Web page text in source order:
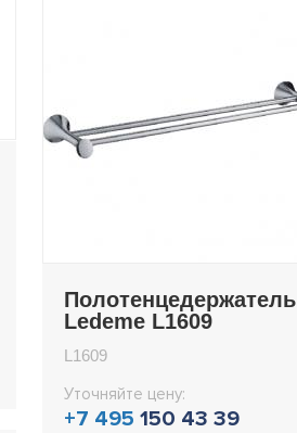
Полотенцедержатель
Ledeme L1609
L1609
Уточняйте цену:
+7 495 150 43 39